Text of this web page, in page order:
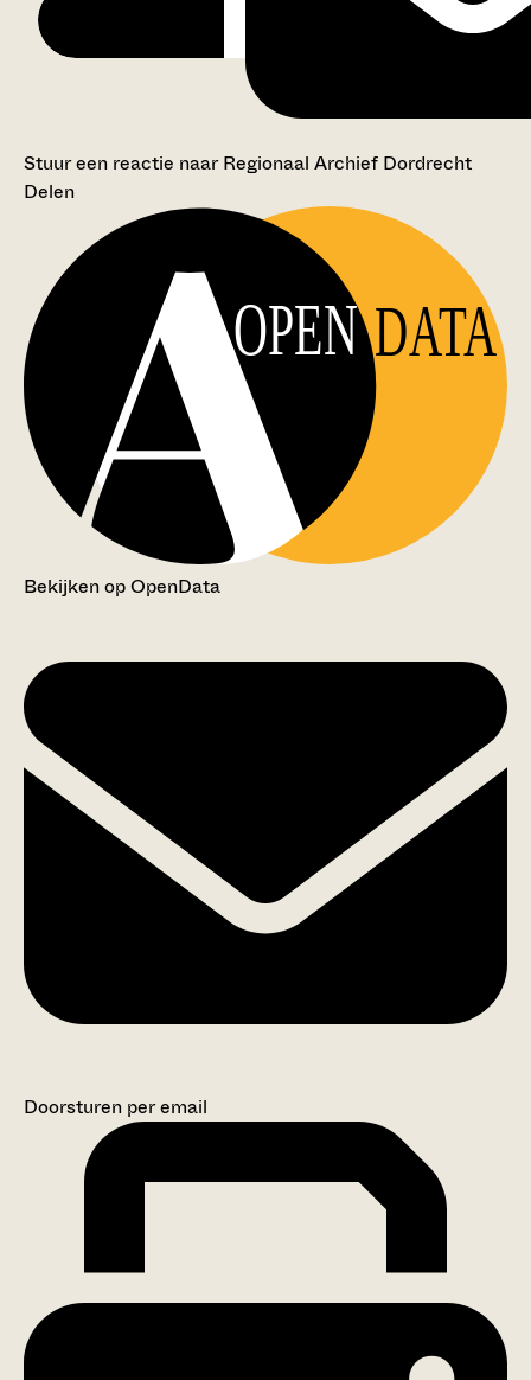
Stuur een reactie naar Regionaal Archief Dordrecht
Delen
OPEN DATA
Bekijken op OpenData
Doorsturen per email